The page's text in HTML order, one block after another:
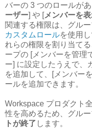
バーの 3 つのロールが
ーザー] や [メンバーを
関連する権限は、グル
カスタムロールを使用
れらの権限を割り当て
ープの [メンバーを管理
ー] に設定したうえで、
を追加して、[メンバー
ールを追加できます。
Workspace プロダクト
性を高めるため、グル
トが終了 します。